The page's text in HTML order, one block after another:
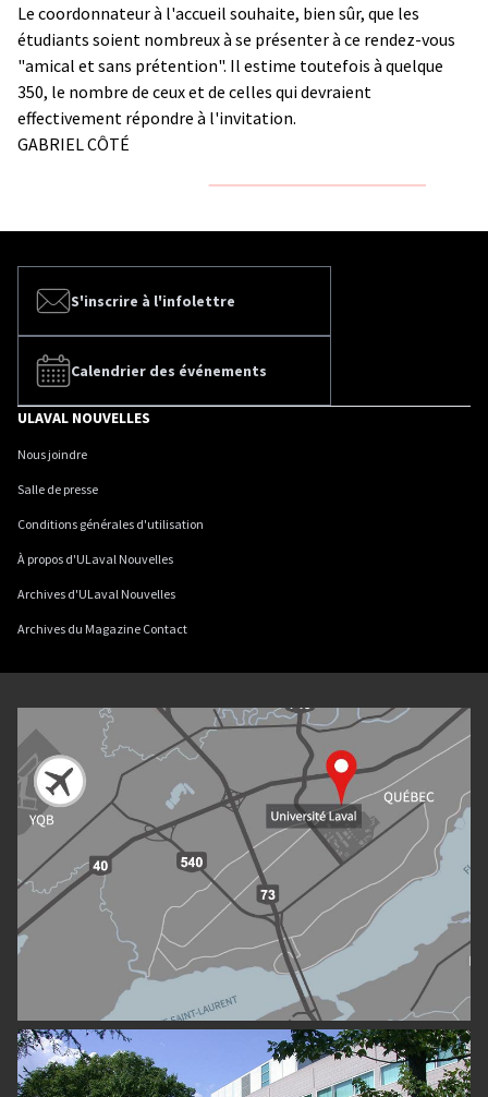
Le coordonnateur à l'accueil souhaite, bien sûr, que les
étudiants soient nombreux à se présenter à ce rendez-vous
"amical et sans prétention". Il estime toutefois à quelque
350, le nombre de ceux et de celles qui devraient
effectivement répondre à l'invitation.
GABRIEL CÔTÉ
S'inscrire à l'infolettre
Calendrier des événements
ULAVAL NOUVELLES
Nous joindre
Salle de presse
Conditions générales d'utilisation
À propos d'ULaval Nouvelles
Archives d'ULaval Nouvelles
Archives du Magazine Contact